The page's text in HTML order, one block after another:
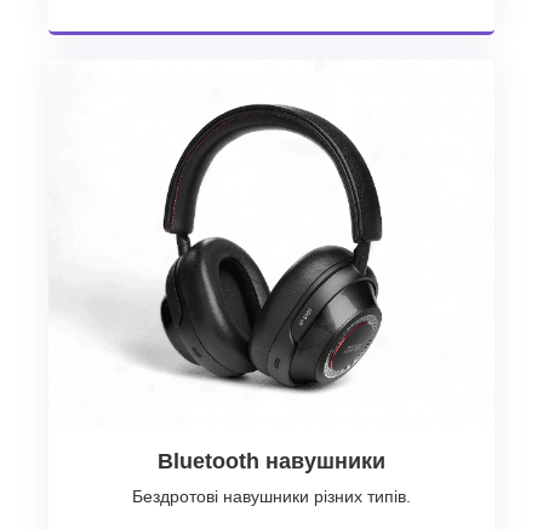
Bluetooth навушники
Бездротові навушники різних типів.